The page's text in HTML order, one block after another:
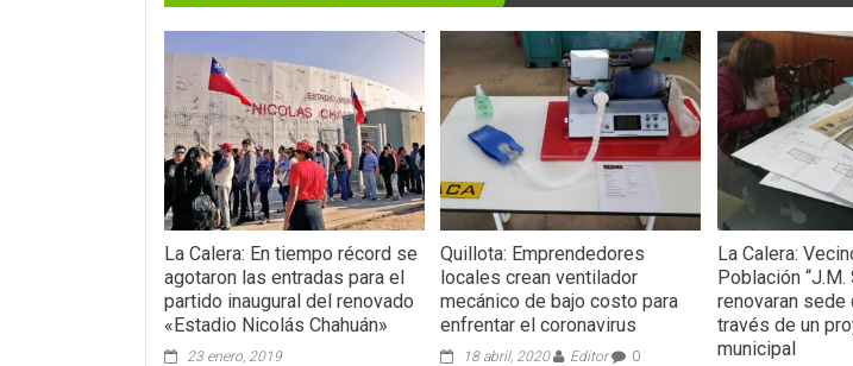
La Calera: En tiempo récord se
agotaron las entradas para el
partido inaugural del renovado
«Estadio Nicolás Chahuán»
23 enero, 2019
Quillota: Emprendedores
locales crean ventilador
mecánico de bajo costo para
enfrentar el coronavirus
18 abril, 2020 Editor 0
La Calera:
Población “J.M.
renovaran sede
través de un
municipal